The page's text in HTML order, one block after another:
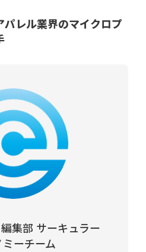
パレル業界のマイクロプ
集部 サーキュラー
ミーチーム